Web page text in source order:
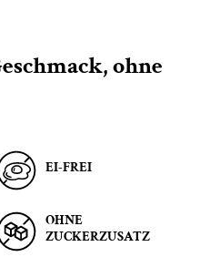
ohne
EI-FREI
OHNE
ZUCKERZUSATZ